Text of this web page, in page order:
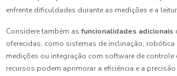
enfrente dificuldades durante as medições e a
Considere também as funcionalidades adicionais
oferecidas, como sistemas de inclinação,
medições ou integração com software de controle
recursos podem aprimorar a eficiência e a